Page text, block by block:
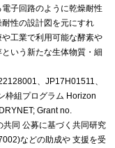
子回路のように乾燥耐性
性の設計図を元にすれ
工業で利用可能な酵素や
いう新たな生体物質・細
、JP17H01511、
枠組プログラム Horizon
Grant no.
同 公募に基づく共同研究
などの助成や 支援を受